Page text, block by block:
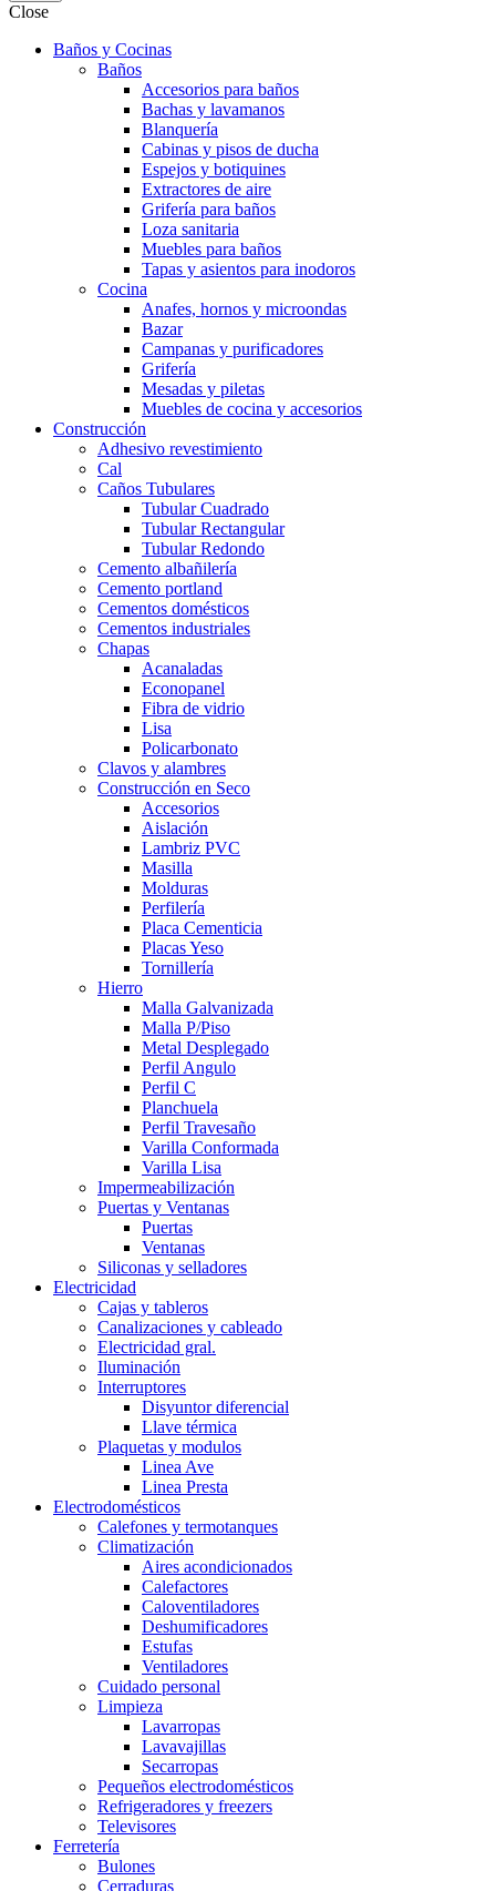
Close
Baños y Cocinas
Baños
Accesorios para baños
Bachas y lavamanos
Blanquería
Cabinas y pisos de ducha
Espejos y botiquines
Extractores de aire
Grifería para baños
Loza sanitaria
Muebles para baños
Tapas y asientos para inodoros
Cocina
Anafes, hornos y microondas
Bazar
Campanas y purificadores
Grifería
Mesadas y piletas
Muebles de cocina y accesorios
Construcción
Adhesivo revestimiento
Cal
Caños Tubulares
Tubular Cuadrado
Tubular Rectangular
Tubular Redondo
Cemento albañilería
Cemento portland
Cementos domésticos
Cementos industriales
Chapas
Acanaladas
Econopanel
Fibra de vidrio
Lisa
Policarbonato
Clavos y alambres
Construcción en Seco
Accesorios
Aislación
Lambriz PVC
Masilla
Molduras
Perfilería
Placa Cementicia
Placas Yeso
Tornillería
Hierro
Malla Galvanizada
Malla P/Piso
Metal Desplegado
Perfil Angulo
Perfil C
Planchuela
Perfil Travesaño
Varilla Conformada
Varilla Lisa
Impermeabilización
Puertas y Ventanas
Puertas
Ventanas
Siliconas y selladores
Electricidad
Cajas y tableros
Canalizaciones y cableado
Electricidad gral.
Iluminación
Interruptores
Disyuntor diferencial
Llave térmica
Plaquetas y modulos
Linea Ave
Linea Presta
Electrodomésticos
Calefones y termotanques
Climatización
Aires acondicionados
Calefactores
Caloventiladores
Deshumificadores
Estufas
Ventiladores
Cuidado personal
Limpieza
Lavarropas
Lavavajillas
Secarropas
Pequeños electrodomésticos
Refrigeradores y freezers
Televisores
Ferretería
Bulones
Cerraduras